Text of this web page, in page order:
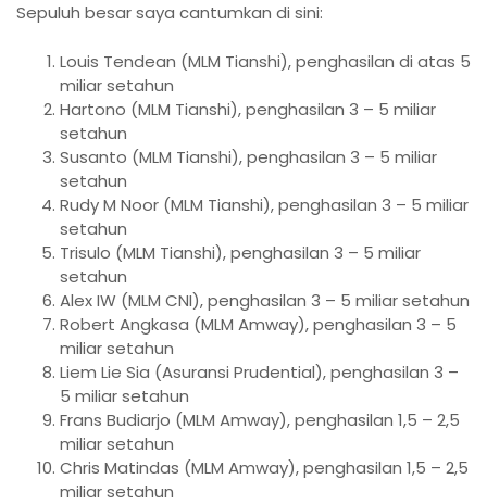
Sepuluh besar saya cantumkan di sini:
Louis Tendean (MLM Tianshi), penghasilan di atas 5
miliar setahun
Hartono (MLM Tianshi), penghasilan 3 – 5 miliar
setahun
Susanto (MLM Tianshi), penghasilan 3 – 5 miliar
setahun
Rudy M Noor (MLM Tianshi), penghasilan 3 – 5 miliar
setahun
Trisulo (MLM Tianshi), penghasilan 3 – 5 miliar
setahun
Alex IW (MLM CNI), penghasilan 3 – 5 miliar setahun
Robert Angkasa (MLM Amway), penghasilan 3 – 5
miliar setahun
Liem Lie Sia (Asuransi Prudential), penghasilan 3 –
5 miliar setahun
Frans Budiarjo (MLM Amway), penghasilan 1,5 – 2,5
miliar setahun
Chris Matindas (MLM Amway), penghasilan 1,5 – 2,5
miliar setahun